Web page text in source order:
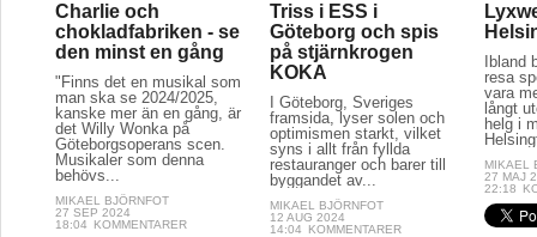
Charlie och
chokladfabriken - se
den minst en gång
"Finns det en musikal som
man ska se 2024/2025,
kanske mer än en gång, är
det Willy Wonka på
Göteborgsoperans scen.
Musikaler som denna
behövs...
MIKAEL BJÖRNFOT
27 SEP 2024
18:04
KOMMENTARER
Triss i ESS i
Göteborg och spis
på stjärnkrogen
KOKA
I Göteborg, Sveriges
framsida, lyser solen och
optimismen starkt, vilket
syns i allt från fyllda
restauranger och barer till
byggandet av...
MIKAEL BJÖRNFOT
12 AUG 2024
14:04
KOMMENTARER
Ibland
resa
vara
långt
helg i
MIKAEL
27 MAJ
22:18